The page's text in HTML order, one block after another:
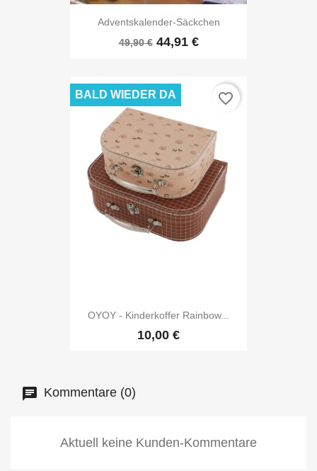
Adventskalender-Säckchen
49,90 € 44,91 €
OYOY - Kinderkoffer Rainbow...
10,00 €
BALD WIEDER DA favorite_border
Kommentare (0)
Aktuell keine Kunden-Kommentare